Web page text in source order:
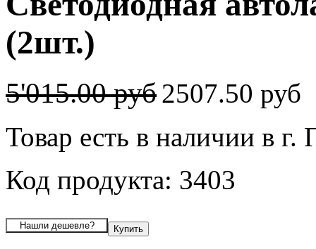
(2шт.)
5'015.00 руб2507.50 руб
Товар есть в наличии в г.
Код продукта: 3403